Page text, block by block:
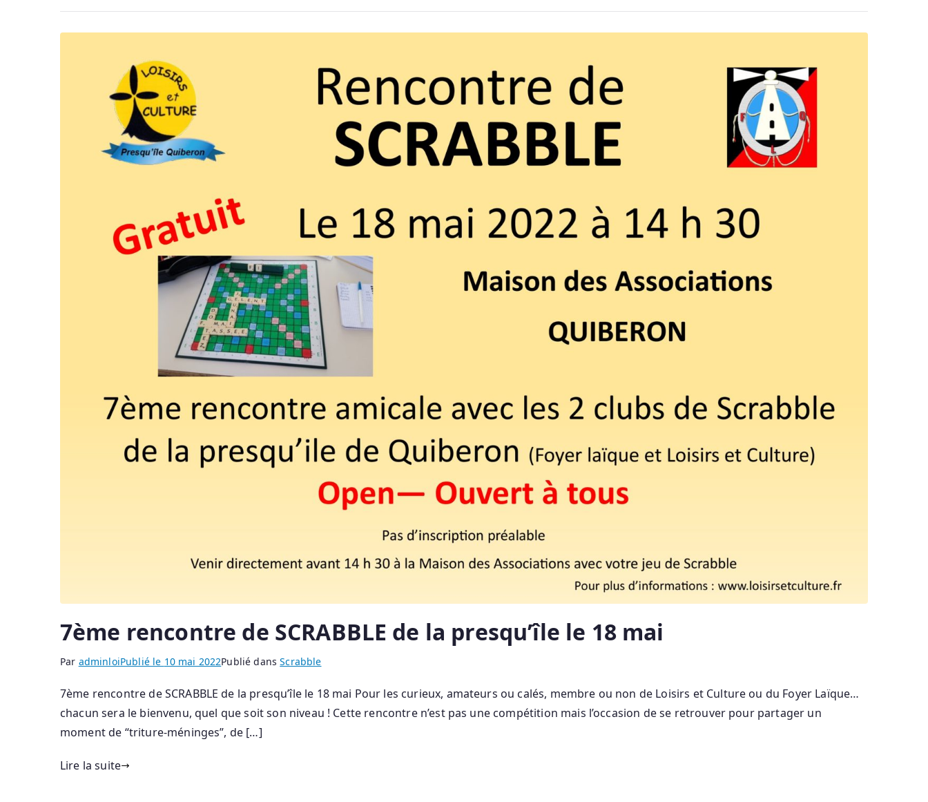
7ème rencontre de SCRABBLE de la presqu’île le 18 mai
Par adminloiPublié le 10 mai 2022Publié dansScrabble
7ème rencontre de SCRABBLE de la presqu’île le 18 mai Pour les curieux, amateurs ou calés, membre ou non de Loisirs et Culture ou du Foyer Laïque…
chacun sera le bienvenu, quel que soit son niveau ! Cette rencontre n’est pas une compétition mais l’occasion de se retrouver pour partager un
moment de “triture-méninges”, de […]
Lire la suite